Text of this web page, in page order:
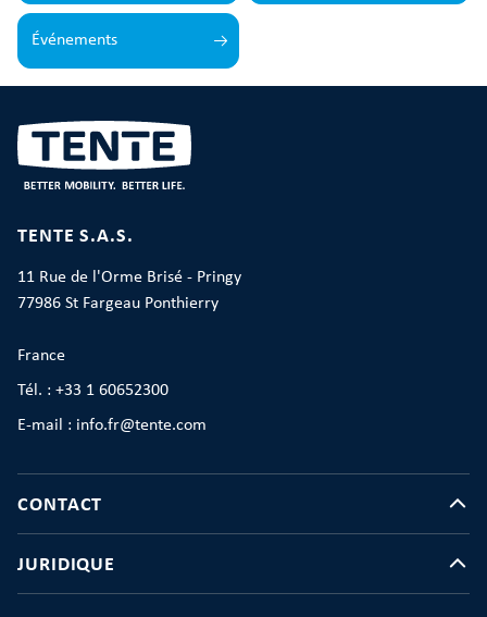
Événements
TENTE S.A.S.
11 Rue de l'Orme Brisé - Pringy
77986 St Fargeau Ponthierry
France
Tél. : +33 1 60652300
E-mail : info.fr@tente.com
CONTACT
JURIDIQUE